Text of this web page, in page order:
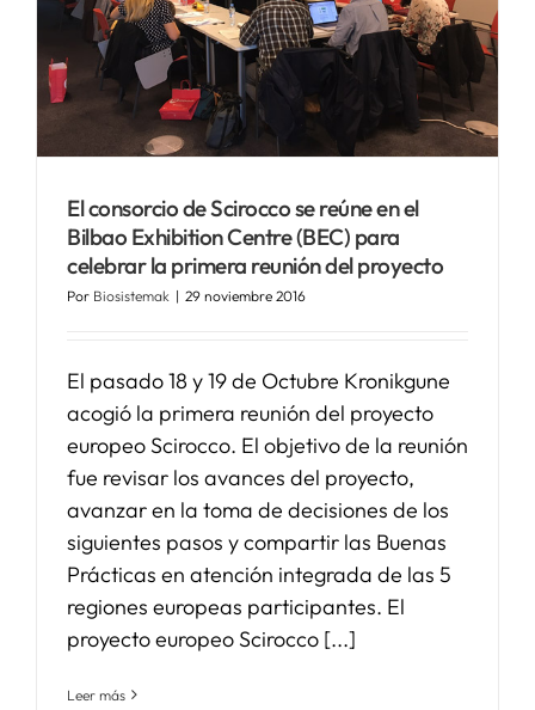
El consorcio de Scirocco se reúne en el
Bilbao Exhibition Centre (BEC) para
celebrar la primera reunión del proyecto
Por Biosistemak | 29 noviembre 2016
El pasado 18 y 19 de Octubre Kronikgune
acogió la primera reunión del proyecto
europeo Scirocco. El objetivo de la reunión
fue revisar los avances del proyecto,
avanzar en la toma de decisiones de los
siguientes pasos y compartir las Buenas
Prácticas en atención integrada de las 5
regiones europeas participantes. El
proyecto europeo Scirocco [...]
Leer más